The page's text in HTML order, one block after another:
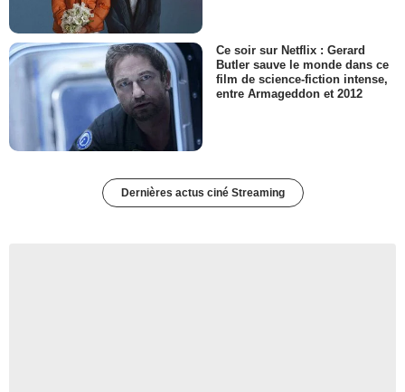
Ce soir sur Netflix : Gerard
Butler sauve le monde dans ce
film de science-fiction intense,
entre Armageddon et 2012
Dernières actus ciné Streaming